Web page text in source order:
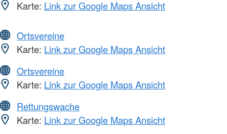
Karte: Link zur Google Maps Ansicht
Ortsvereine
Karte: Link zur Google Maps Ansicht
Ortsvereine
Karte: Link zur Google Maps Ansicht
Rettungswache
Karte: Link zur Google Maps Ansicht